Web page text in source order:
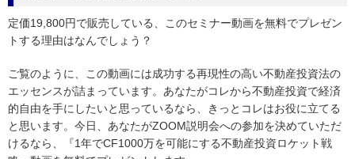
定価19,800円で販売している、このセミナー動画を無料でプレゼン
トする理由はなんでしょう？
ご覧のように、この動画には成功する再現性の高い不動産投資法の
エッセンスが詰まっています。あなたがコレから不動産投資で経済
的自由を手にしたいと思っているなら、きっとコレはお役に立てる
と思います。今日、あなたがZOOM説明会への参加を決めていただ
けるなら、『1年でCF1000万を可能にする不動産投資ロケット戦